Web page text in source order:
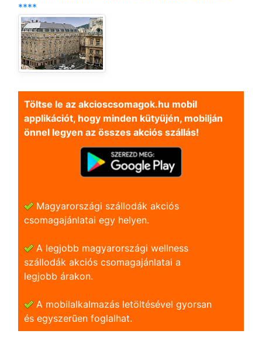
****
Töltse le az akcioscsomagok.hu mobil
applikációt, hogy minden kütyüjén, mobilján
önnel legyen az összes akciós szállás!
Magyarországi szállodák akciós
csomagajánlatai egy helyen.
A legjobb magyarországi wellness
szállodák akciós csomagajánlatai a
legjobb árakon.
A mobilalkalmazás letöltésével gyorsan
és egyszerũen foglalhat.